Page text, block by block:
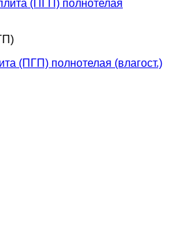
(ПГП) полнотелая (влагост.)